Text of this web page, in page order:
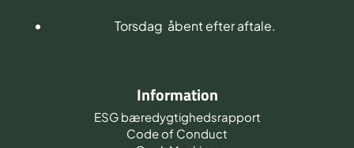
Torsdag åbent efter aftale.
Information
ESG bæredygtighedsrapport
Code of Conduct